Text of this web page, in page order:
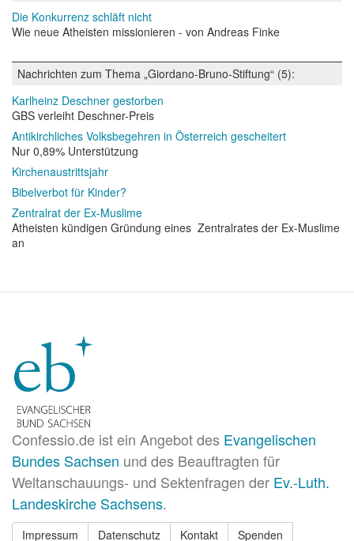
Die Konkurrenz schläft nicht
Wie neue Atheisten missionieren - von Andreas Finke
Nachrichten zum Thema „Giordano-Bruno-Stiftung“ (5):
Karlheinz Deschner gestorben
GBS verleiht Deschner-Preis
Antikirchliches Volksbegehren in Österreich gescheitert
Nur 0,89% Unterstützung
Kirchenaustrittsjahr
Bibelverbot für Kinder?
Zentralrat der Ex-Muslime
Atheisten kündigen Gründung eines Zentralrates der Ex-Muslime
an
Confessio.de ist ein Angebot des Evangelischen
Bundes Sachsen und des Beauftragten für
Weltanschauungs- und Sektenfragen der Ev.-Luth.
Landeskirche Sachsens.
Impressum Datenschutz Kontakt Spenden